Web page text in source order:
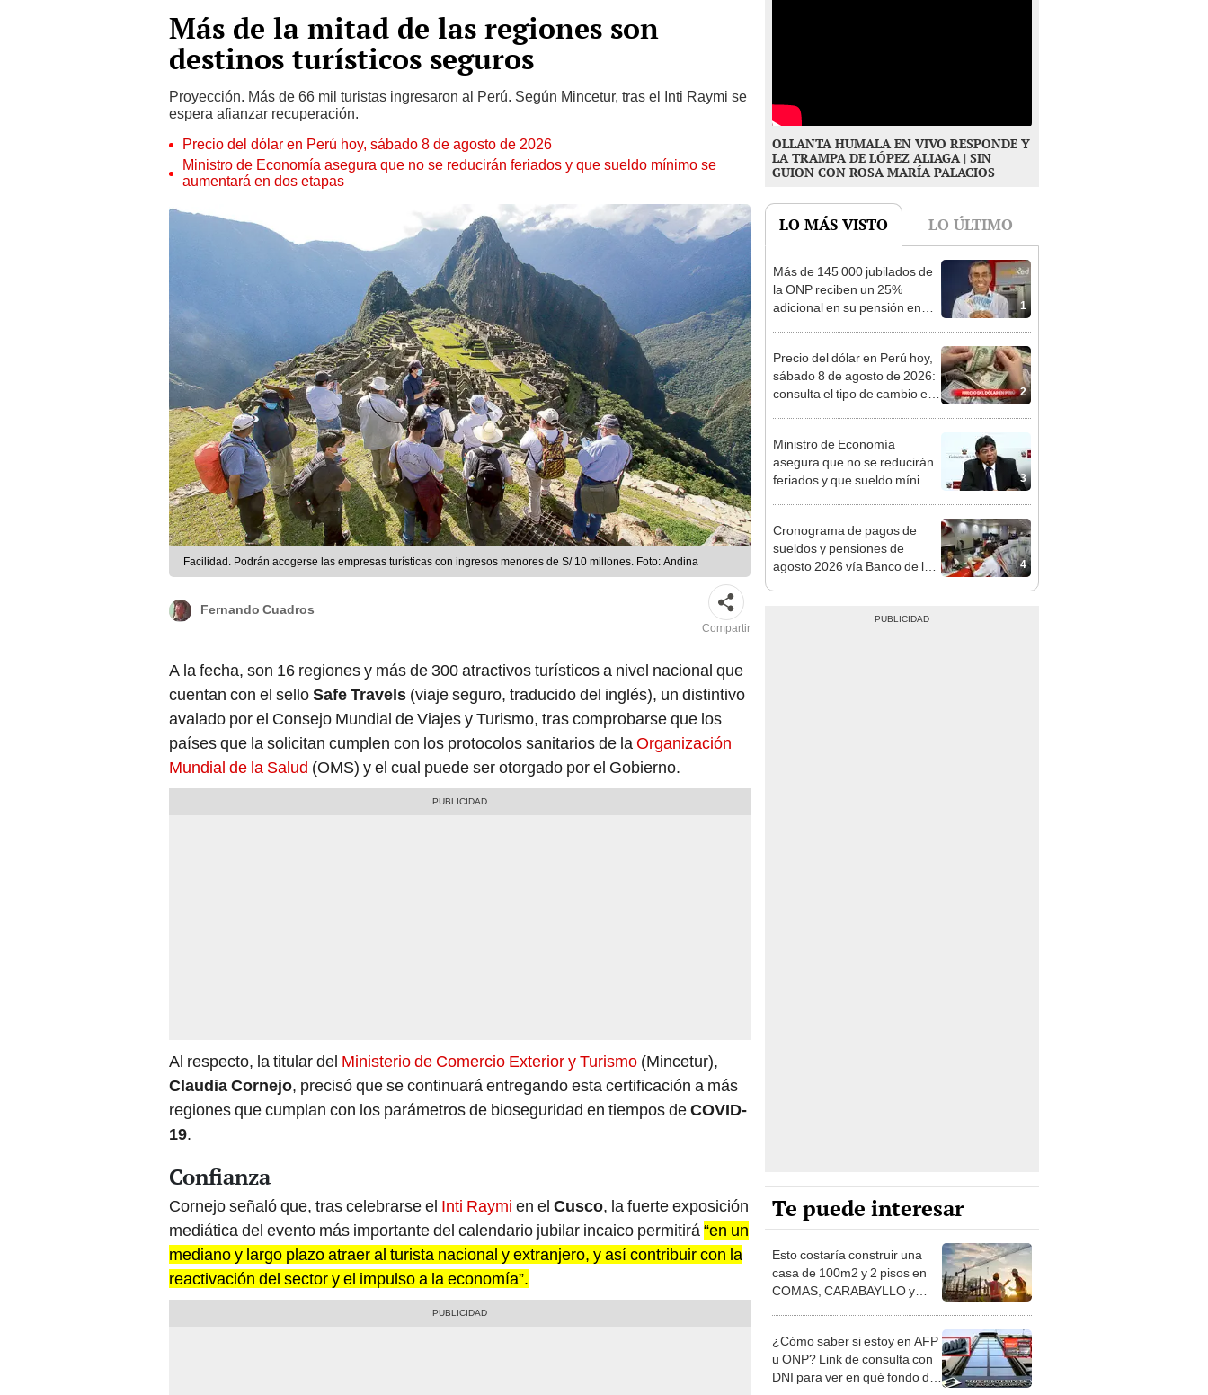
Más de la mitad de las regiones son
destinos turísticos seguros
Proyección. Más de 66 mil turistas ingresaron al Perú. Según Mincetur, tras el Inti Raymi se
espera afianzar recuperación.
Precio del dólar en Perú hoy, sábado 8 de agosto de 2026
Ministro de Economía asegura que no se reducirán feriados y que sueldo mínimo se
aumentará en dos etapas
Facilidad. Podrán acogerse las empresas turísticas con ingresos menores de S/ 10 millones. Foto: Andina
Fernando Cuadros
Compartir
A la fecha, son 16 regiones y más de 300 atractivos turísticos a nivel nacional que
cuentan con el selloSafe Travels (viaje seguro, traducido del inglés), un distintivo
avalado por el Consejo Mundial de Viajes y Turismo, tras comprobarse que los
países que la solicitan cumplen con los protocolos sanitarios de laOrganización
Mundial de la Salud (OMS) y el cual puede ser otorgado por el Gobierno.
Al respecto, la titular del Ministerio de Comercio Exterior y Turismo (Mincetur),
Claudia Cornejo, precisó que se continuará entregando esta certificación a más
regiones que cumplan con los parámetros de bioseguridad en tiempos deCOVID-
19.
Confianza
Cornejo señaló que, tras celebrarse el Inti Raymi en el Cusco, la fuerte exposición
mediática del evento más importante del calendario jubilar incaico permitirá“en un
mediano y largo plazo atraer al turista nacional y extranjero, y así contribuir con la
reactivación del sector y el impulso a la economía”.
OLLANTA HUMALA EN VIVO RESPONDE Y
LA TRAMPA DE LÓPEZ ALIAGA | SIN
GUION CON ROSA MARÍA PALACIOS
LO MÁS VISTO LO ÚLTIMO
1
Más de 145 000 jubilados de
la ONP reciben un 25%
adicional en su pensión en
2
Precio del dólar en Perú hoy,
sábado 8 de agosto de 2026:
consulta el tipo de cambio en
3
Ministro de Economía
asegura que no se reducirán
feriados y que sueldo mínimo
4
Cronograma de pagos de
sueldos y pensiones de
agosto 2026 vía Banco de la
Te puede interesar
Esto costaría construir una
casa de 100m2 y 2 pisos en
COMAS, CARABAYLLO y
¿Cómo saber si estoy en AFP
u ONP? Link de consulta con
DNI para ver en qué fondo de